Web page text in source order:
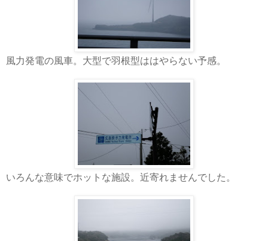
風力発電の風車。大型で羽根型ははやらない予感。
いろんな意味でホットな施設。近寄れませんでした。